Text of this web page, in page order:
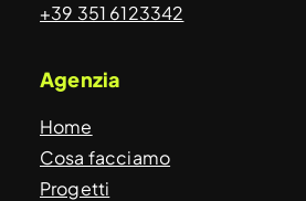
+39 351 6123342
Agenzia
Home
Cosa facciamo
Progetti